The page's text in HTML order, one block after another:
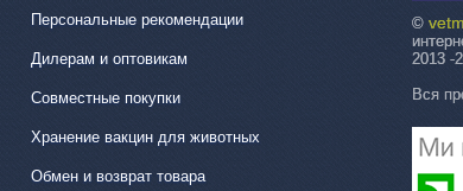
Персональные рекомендации
Дилерам и оптовикам
Совместные покупки
Хранение вакцин для животных
Обмен и возврат товара
©
2013 -
Вся